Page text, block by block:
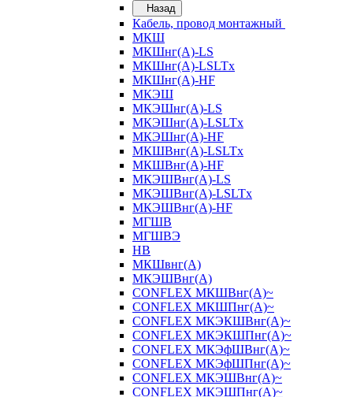
Назад
Кабель, провод монтажный
МКШ
МКШнг(А)-LS
МКШнг(А)-LSLTx
МКШнг(А)-HF
МКЭШ
МКЭШнг(А)-LS
МКЭШнг(А)-LSLTx
МКЭШнг(А)-HF
МКШВнг(A)-LSLTx
МКШВнг(А)-HF
МКЭШВнг(А)-LS
МКЭШВнг(A)-LSLTx
МКЭШВнг(А)-HF
МГШВ
МГШВЭ
НВ
МКШвнг(А)
МКЭШВнг(А)
CONFLEX МКШВнг(А)~
CONFLEX МКШПнг(А)~
CONFLEX МКЭКШВнг(А)~
CONFLEX МКЭКШПнг(А)~
CONFLEX МКЭфШВнг(А)~
CONFLEX МКЭфШПнг(А)~
CONFLEX МКЭШВнг(А)~
CONFLEX МКЭШПнг(А)~